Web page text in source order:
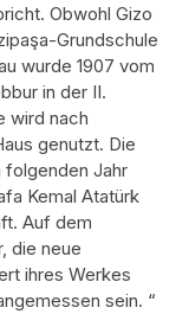
Obwohl Gizo
Grundschule
wurde 1907 vom
in der II.
wird nach
genutzt. Die
folgenden Jahr
Kemal Atatürk
Auf dem
die neue
ihres Werkes
sein. “